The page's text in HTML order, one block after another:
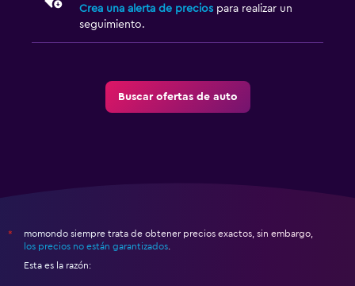
Crea una alerta de precios para realizar un
seguimiento.
Buscar ofertas de auto
*
momondo siempre trata de obtener precios exactos, sin embargo,
los precios no están garantizados.
Esta es la razón: